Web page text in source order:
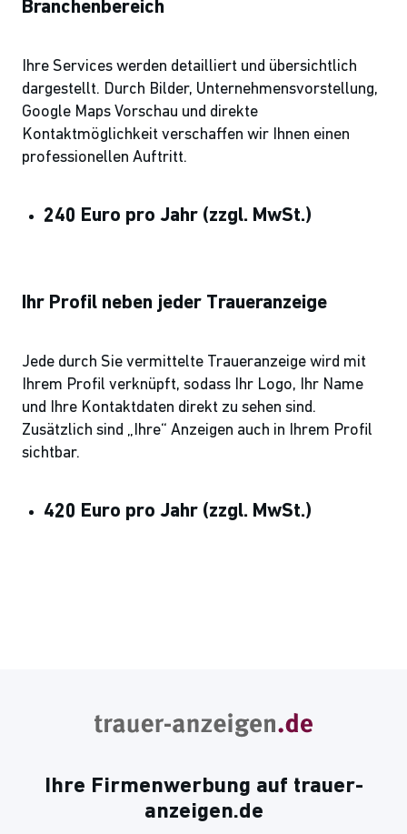
Branchenbereich
Ihre Services werden detailliert und übersichtlich
dargestellt. Durch Bilder, Unternehmensvorstellung,
Google Maps Vorschau und direkte
Kontaktmöglichkeit verschaffen wir Ihnen einen
professionellen Auftritt.
240 Euro pro Jahr (zzgl. MwSt.)
Ihr Profil neben jeder Traueranzeige
Jede durch Sie vermittelte Traueranzeige wird mit
Ihrem Profil verknüpft, sodass Ihr Logo, Ihr Name
und Ihre Kontaktdaten direkt zu sehen sind.
Zusätzlich sind „Ihre“ Anzeigen auch in Ihrem Profil
sichtbar.
420 Euro pro Jahr (zzgl. MwSt.)
Ihre Firmenwerbung auf trauer-
anzeigen.de